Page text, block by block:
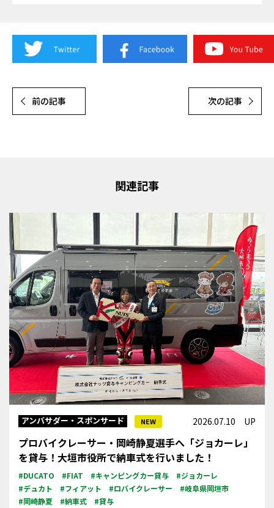
前の記事 次の記事
関連記事
アンバサダー・スポンサード NEW 2026.07.10 UP
プロバイクレーサー・岡崎静夏選手へ「ジョカーレ」
を貸与！大垣市役所で納車式を行いました！
#DUCATO #FIAT #キャンピングカー貸与
#ジョカーレ
#デュカト
#フィアット #ロバイクレーサー
#岐阜県岡垣市
#岡崎静夏
#納車式 #貸与